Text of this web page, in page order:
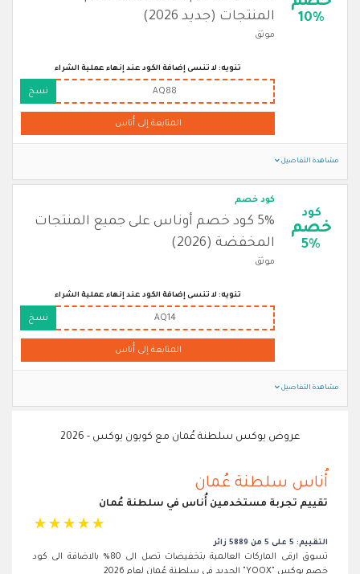
10%
المنتجات (جديد 2026)
موثق
تنويه: لا تنسى إضافة الكود عند إنهاء عملية الشراء
AQ88 نسخ
المتابعة إلى أُناس
مشاهدة التفاصيل
كود
خصم
5%
كود خصم
5% كود خصم أوناس على جميع المنتجات
المخفضة (2026)
موثق
تنويه: لا تنسى إضافة الكود عند إنهاء عملية الشراء
AQ14 نسخ
المتابعة إلى أُناس
مشاهدة التفاصيل
عروض يوكس سلطنة عُمان مع كوبون يوكس - 2026
أُناس سلطنة عُمان
تقييم تجربة مستخدمين أُناس في سلطنة عُمان
☆ ☆ ☆ ☆ ☆
التقييم: 5 على 5 من 5889 زائر
تسوق ارقى الماركات العالمية بتخفيضات تصل الى 80% بالاضافة الى كود
خصم يوكس "YOOX" الجديد في سلطنة عُمان لعام 2026